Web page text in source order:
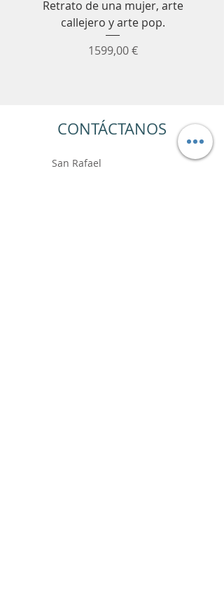
Retrato de una mujer, arte
callejero y arte pop.
Precio
1599,00 €
CONTÁCTANOS
San Rafael